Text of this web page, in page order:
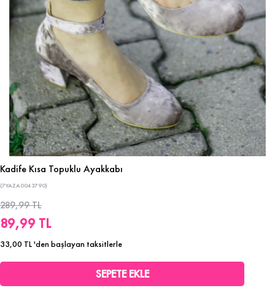
Kadife Kısa Topuklu Ayakkabı
(7YAZA0043790)
289,99 TL
89,99 TL
33,00 TL'den başlayan taksitlerle